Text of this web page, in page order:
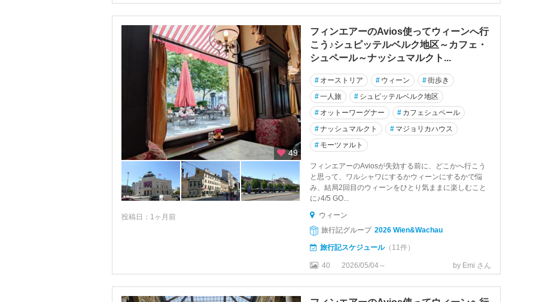
49
投稿日：1ヶ月前
フィンエアーのAvios使ってウィーンへ行
こう♪シュピッテルベルク地区～カフェ・
シュペール～ナッシュマルクト...
# オーストリア # ウィーン #街歩き
#一人旅 # シュピッテルベルク地区
# オットーワーグナー # カフェシュペール
#ナッシュマルクト # マジョリカハウス
# モーツァルト
フィンエアーのAviosが失効する前に、どこかへ行こう
と思って、ワルシャワにするかウィーンにするかで悩
み、結局2回目のウィーンをひとり気ままに楽しむこと
に♪4/5 GO...
ウィーン
旅行記グループ 2026 Wien&Wachau
旅行記スケジュール（11件）
40 2026/05/04～ by Emi さん